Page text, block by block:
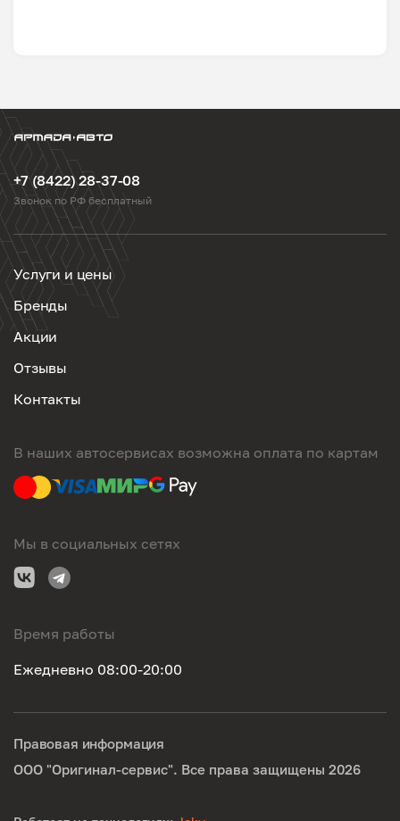
+7 (8422) 28-37-08
Звонок по РФ бесплатный
Услуги и цены
Бренды
Акции
Отзывы
Контакты
В наших автосервисах возможна оплата по картам
Мы в социальных сетях
Время работы
Ежедневно 08:00-20:00
ООО "Оригинал-сервис". Все права защищены 2026
Правовая информация